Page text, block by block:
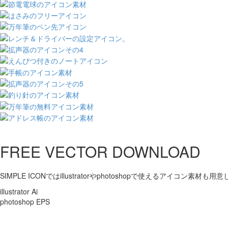
FREE VECTOR DOWNLOAD
SIMPLE ICONではillustratorやphotoshopで使えるアイコン素材も用意
illustrator Ai
photoshop EPS